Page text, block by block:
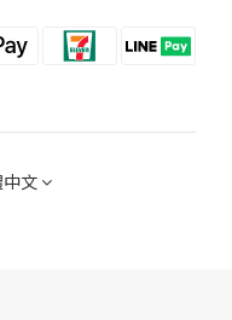
文